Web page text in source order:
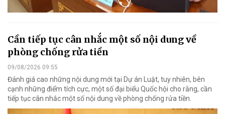
Cần tiếp tục cân nhắc một số nội dung về
phòng chống rửa tiền
09/08/2026 09:55
Đánh giá cao những nội dung mới tại Dự án Luật, tuy nhiên, bên
cạnh những điểm tích cực, một số đại biểu Quốc hội cho rằng, cần
tiếp tục cân nhắc một số nội dung về phòng chống rửa tiền.